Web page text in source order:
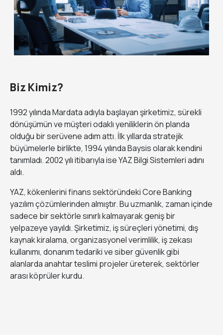
Biz Kimiz?
1992 yılında Mardata adıyla başlayan şirketimiz, sürekli
dönüşümün ve müşteri odaklı yeniliklerin ön planda
olduğu bir serüvene adım attı. İlk yıllarda stratejik
büyümelerle birlikte, 1994 yılında Baysis olarak kendini
tanımladı. 2002 yılı itibarıyla ise YAZ Bilgi Sistemleri adını
aldı.
YAZ, kökenlerini finans sektöründeki Core Banking
yazılım çözümlerinden almıştır. Bu uzmanlık, zaman içinde
sadece bir sektörle sınırlı kalmayarak geniş bir
yelpazeye yayıldı. Şirketimiz, iş süreçleri yönetimi, dış
kaynak kiralama, organizasyonel verimlilik, iş zekası
kullanımı, donanım tedariki ve siber güvenlik gibi
alanlarda anahtar teslimi projeler üreterek, sektörler
arası köprüler kurdu.